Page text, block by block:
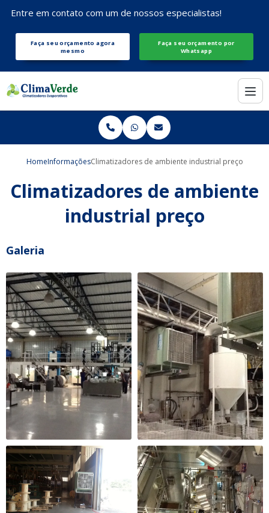
Entre em contato com um de nossos especialistas!
Faça seu orçamento agora
mesmo
Faça seu orçamento por
Whatsapp
HomeInformaçõesClimatizadores de ambiente industrial preço
Climatizadores de ambiente
industrial preço
Galeria